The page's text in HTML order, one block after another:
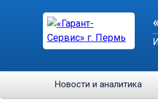
Новости и аналитика